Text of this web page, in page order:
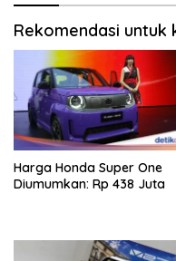
Rekomendasi untuk
Harga Honda Super One
Diumumkan: Rp 438 Juta